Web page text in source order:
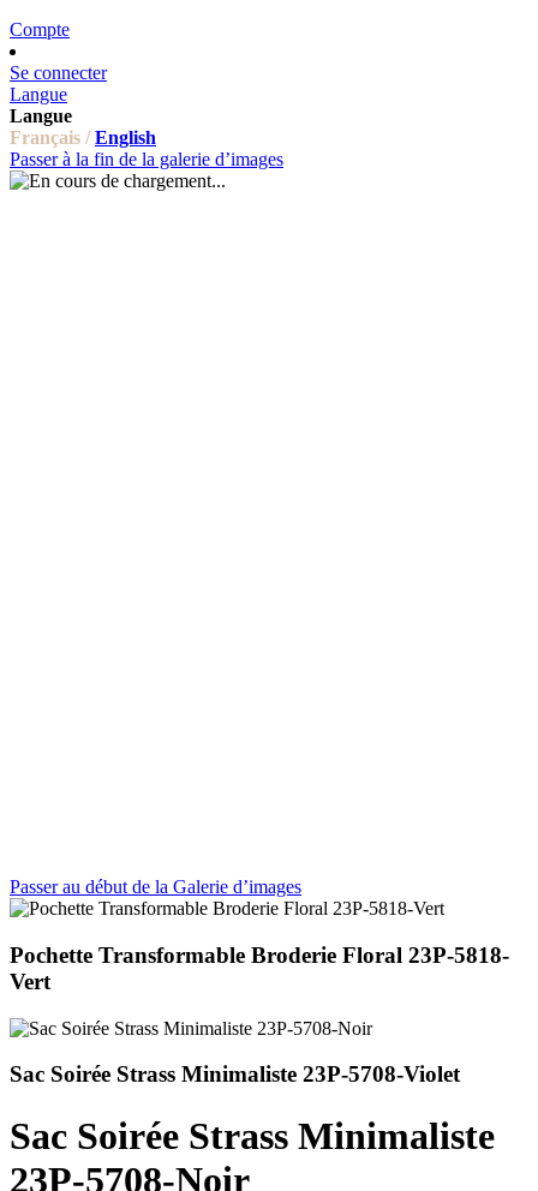
Compte
Se connecter
Langue
Langue
Français / English
Passer à la fin de la galerie d’images
Passer au début de la Galerie d’images
Pochette Transformable Broderie Floral 23P-5818-
Vert
Sac Soirée Strass Minimaliste 23P-5708-Violet
Sac Soirée Strass Minimaliste
23P-5708-Noir